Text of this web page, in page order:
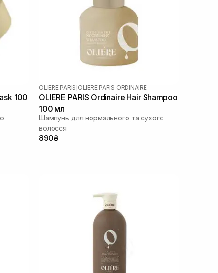
100
OLIERE PARIS OLIERE PARIS ORDINAIRE
OLIERE PARIS Ordinaire Hair Shampoo
100 мл
Шампунь для нормального та сухого
волосся
890₴